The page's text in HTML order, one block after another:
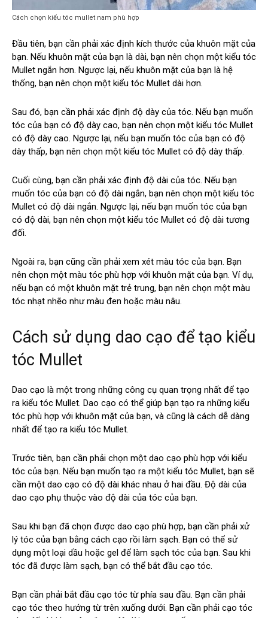
Cách chọn kiểu tóc mullet nam phù hợp
Đầu tiên, bạn cần phải xác định kích thước của khuôn mặt của
bạn. Nếu khuôn mặt của bạn là dài, bạn nên chọn một kiểu tóc
Mullet ngắn hơn. Ngược lại, nếu khuôn mặt của bạn là hệ
thống, bạn nên chọn một kiểu tóc Mullet dài hơn.
Sau đó, bạn cần phải xác định độ dày của tóc. Nếu bạn muốn
tóc của bạn có độ dày cao, bạn nên chọn một kiểu tóc Mullet
có độ dày cao. Ngược lại, nếu bạn muốn tóc của bạn có độ
dày thấp, bạn nên chọn một kiểu tóc Mullet có độ dày thấp.
Cuối cùng, bạn cần phải xác định độ dài của tóc. Nếu bạn
muốn tóc của bạn có độ dài ngắn, bạn nên chọn một kiểu tóc
Mullet có độ dài ngắn. Ngược lại, nếu bạn muốn tóc của bạn
có độ dài, bạn nên chọn một kiểu tóc Mullet có độ dài tương
đối.
Ngoài ra, bạn cũng cần phải xem xét màu tóc của bạn. Bạn
nên chọn một màu tóc phù hợp với khuôn mặt của bạn. Ví dụ,
nếu bạn có một khuôn mặt trẻ trung, bạn nên chọn một màu
tóc nhạt nhẽo như màu đen hoặc màu nâu.
Cách sử dụng dao cạo để tạo kiểu
tóc Mullet
Dao cạo là một trong những công cụ quan trọng nhất để tạo
ra kiểu tóc Mullet. Dao cạo có thể giúp bạn tạo ra những kiểu
tóc phù hợp với khuôn mặt của bạn, và cũng là cách dễ dàng
nhất để tạo ra kiểu tóc Mullet.
Trước tiên, bạn cần phải chọn một dao cạo phù hợp với kiểu
tóc của bạn. Nếu bạn muốn tạo ra một kiểu tóc Mullet, bạn sẽ
cần một dao cạo có độ dài khác nhau ở hai đầu. Độ dài của
dao cạo phụ thuộc vào độ dài của tóc của bạn.
Sau khi bạn đã chọn được dao cạo phù hợp, bạn cần phải xử
lý tóc của bạn bằng cách cạo rồi làm sạch. Bạn có thể sử
dụng một loại dầu hoặc gel để làm sạch tóc của bạn. Sau khi
tóc đã được làm sạch, bạn có thể bắt đầu cạo tóc.
Bạn cần phải bắt đầu cạo tóc từ phía sau đầu. Bạn cần phải
cạo tóc theo hướng từ trên xuống dưới. Bạn cần phải cạo tóc